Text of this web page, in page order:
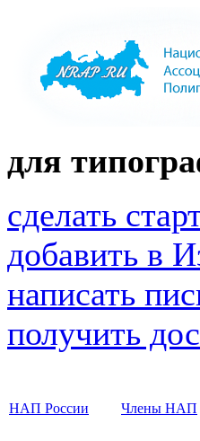
для
сделать
добавить в
написать
получить
НАП России Члены НАП